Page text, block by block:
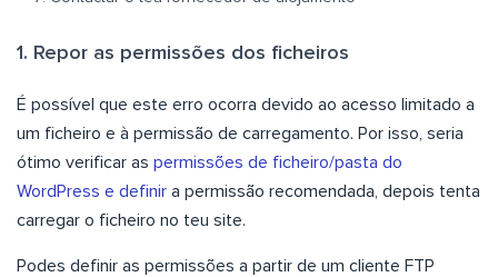
1. Repor as permissões dos ficheiros
É possível que este erro ocorra devido ao acesso limitado a
um ficheiro e à permissão de carregamento. Por isso, seria
ótimo verificar as permissões de ficheiro/pasta do
WordPress e definir a permissão recomendada, depois tenta
carregar o ficheiro no teu site.
Podes definir as permissões a partir de um cliente FTP